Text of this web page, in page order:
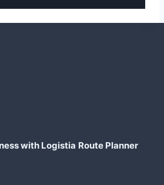
with Logistia Route Planner